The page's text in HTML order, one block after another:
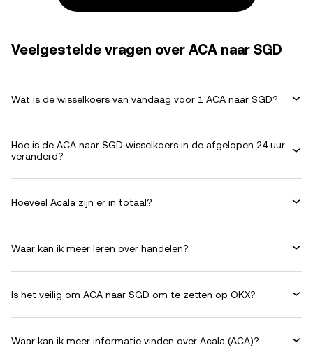
Veelgestelde vragen over ACA naar SGD
Wat is de wisselkoers van vandaag voor 1 ACA naar SGD?
Hoe is de ACA naar SGD wisselkoers in de afgelopen 24 uur
veranderd?
Hoeveel Acala zijn er in totaal?
Waar kan ik meer leren over handelen?
Is het veilig om ACA naar SGD om te zetten op OKX?
Waar kan ik meer informatie vinden over Acala (ACA)?